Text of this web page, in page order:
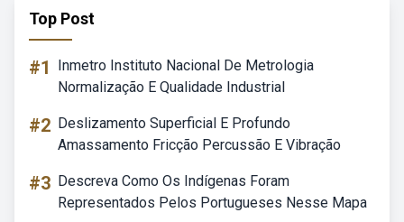
Top Post
#1
Inmetro Instituto Nacional De Metrologia
Normalização E Qualidade Industrial
#2 Deslizamento Superficial E Profundo
Amassamento Fricção Percussão E Vibração
#3 Descreva Como Os Indígenas Foram
Representados Pelos Portugueses Nesse Mapa